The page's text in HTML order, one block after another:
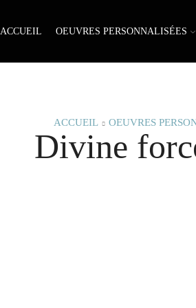
ACCUEIL OEUVRES PERSONNALISÉES
ACCUEIL OEUVRES
Divine